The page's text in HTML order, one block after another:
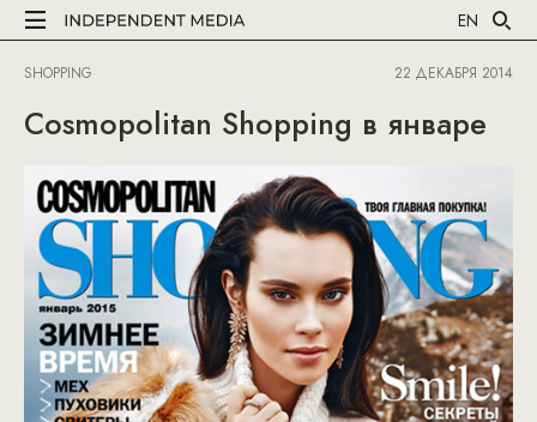
EN
SHOPPING 22 ДЕКАБРЯ 2014
Cosmopolitan Shopping в январе